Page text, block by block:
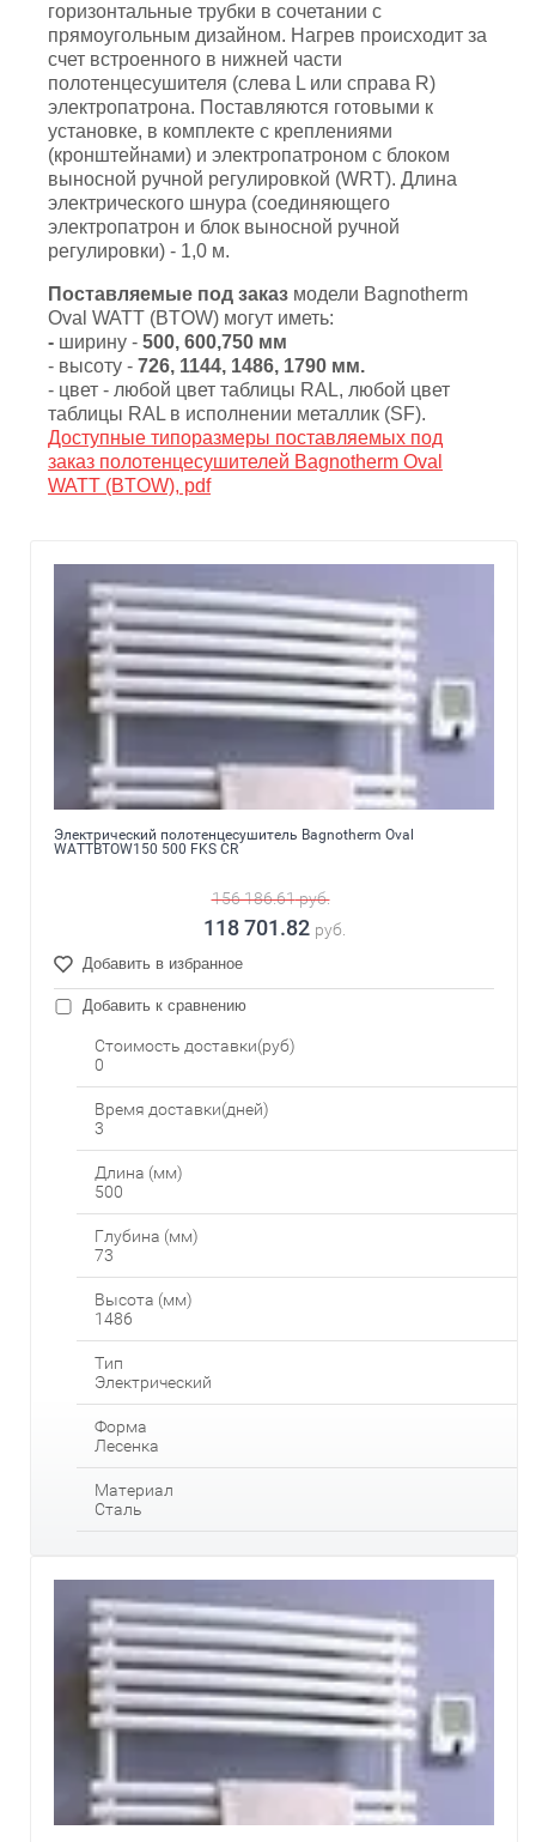
горизонтальные трубки в сочетании с
прямоугольным дизайном. Нагрев происходит за
счет встроенного в нижней части
полотенцесушителя (слева L или справа R)
электропатрона. Поставляются готовыми к
установке, в комплекте с креплениями
(кронштейнами) и электропатроном с блоком
выносной ручной регулировкой (WRT). Длина
электрического шнура (соединяющего
электропатрон и блок выносной ручной
регулировки) - 1,0 м.
Поставляемые под заказ модели Bagnotherm
Oval WATT (BTOW) могут иметь:
- ширину - 500, 600,750 мм
- высоту - 726, 1144, 1486, 1790 мм.
- цвет - любой цвет таблицы RAL, любой цвет
таблицы RAL в исполнении металлик (SF).
Доступные типоразмеры поставляемых под
заказ полотенцесушителей Bagnotherm Oval
WATT (BTOW), pdf
Электрический полотенцесушитель Bagnotherm Oval
WATTBTOW150 500 FKS CR
156 186.61руб.
118 701.82 руб.
Добавить в избранное
Добавить к сравнению
Стоимость доставки(руб)
0
Время доставки(дней)
3
Длина (мм)
500
Глубина (мм)
73
Высота (мм)
1486
Тип
Электрический
Форма
Лесенка
Материал
Сталь